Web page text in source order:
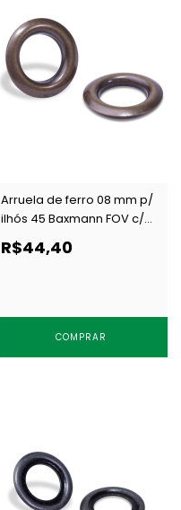
Arruela de ferro 08 mm p/
ilhós 45 Baxmann FOV c/
1000 un
R$44,40
COMPRAR